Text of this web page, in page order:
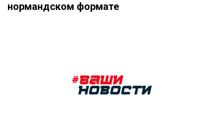
нормандском формате